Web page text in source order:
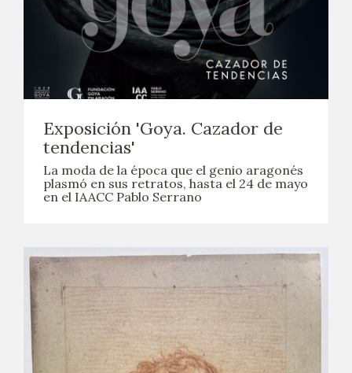
Exposición 'Goya. Cazador de
tendencias'
La moda de la época que el genio aragonés
plasmó en sus retratos, hasta el 24 de mayo
en el IAACC Pablo Serrano